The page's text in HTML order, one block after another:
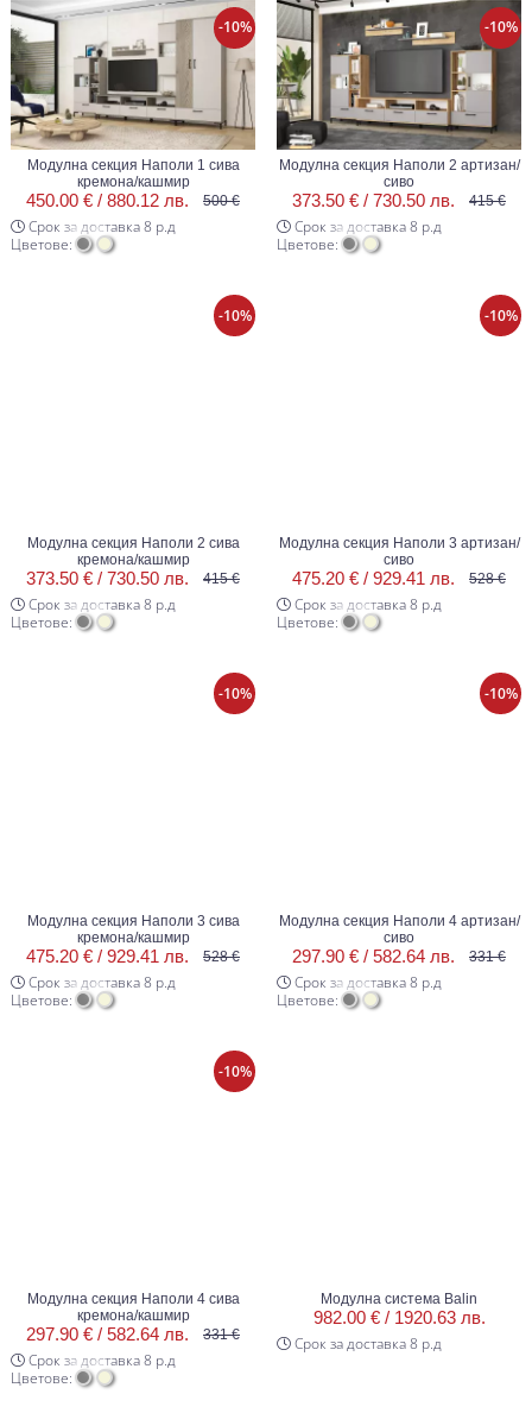
-10%
Модулна секция Наполи 1 сива
кремона/кашмир
450.00 € / 880.12 лв. 500 €
Срок за доставка 8 р.д
Цветове:
-10%
Модулна секция Наполи 2 артизан/
сиво
373.50 € / 730.50 лв. 415 €
Срок за доставка 8 р.д
Цветове:
-10%
Модулна секция Наполи 2 сива
кремона/кашмир
373.50 € / 730.50 лв. 415 €
Срок за доставка 8 р.д
Цветове:
-10%
Модулна секция Наполи 3 артизан/
сиво
475.20 € / 929.41 лв. 528 €
Срок за доставка 8 р.д
Цветове:
-10%
Модулна секция Наполи 3 сива
кремона/кашмир
475.20 € / 929.41 лв. 528 €
Срок за доставка 8 р.д
Цветове:
-10%
Модулна секция Наполи 4 артизан/
сиво
297.90 € / 582.64 лв. 331 €
Срок за доставка 8 р.д
Цветове:
-10%
Модулна секция Наполи 4 сива
кремона/кашмир
297.90 € / 582.64 лв. 331 €
Срок за доставка 8 р.д
Цветове:
Модулна система Balin
982.00 € / 1920.63 лв.
Срок за доставка 8 р.д